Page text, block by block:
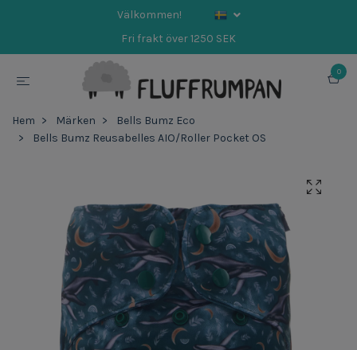
Välkommen!
Fri frakt över 1250 SEK
0
Hem Märken
Bells Bumz Eco
Bells Bumz Reusabelles AIO/Roller Pocket OS